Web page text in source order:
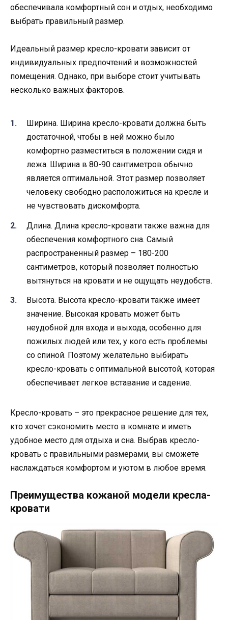
обеспечивала комфортный сон и отдых, необходимо
выбрать правильный размер.
Идеальный размер кресло-кровати зависит от
индивидуальных предпочтений и возможностей
помещения. Однако, при выборе стоит учитывать
несколько важных факторов.
Ширина. Ширина кресло-кровати должна быть
достаточной, чтобы в ней можно было
комфортно разместиться в положении сидя и
лежа. Ширина в 80-90 сантиметров обычно
является оптимальной. Этот размер позволяет
человеку свободно расположиться на кресле и
не чувствовать дискомфорта.
Длина. Длина кресло-кровати также важна для
обеспечения комфортного сна. Самый
распространенный размер – 180-200
сантиметров, который позволяет полностью
вытянуться на кровати и не ощущать неудобств.
Высота. Высота кресло-кровати также имеет
значение. Высокая кровать может быть
неудобной для входа и выхода, особенно для
пожилых людей или тех, у кого есть проблемы
со спиной. Поэтому желательно выбирать
кресло-кровать с оптимальной высотой, которая
обеспечивает легкое вставание и садение.
Кресло-кровать – это прекрасное решение для тех,
кто хочет сэкономить место в комнате и иметь
удобное место для отдыха и сна. Выбрав кресло-
кровать с правильными размерами, вы сможете
наслаждаться комфортом и уютом в любое время.
Преимущества кожаной модели кресла-
кровати